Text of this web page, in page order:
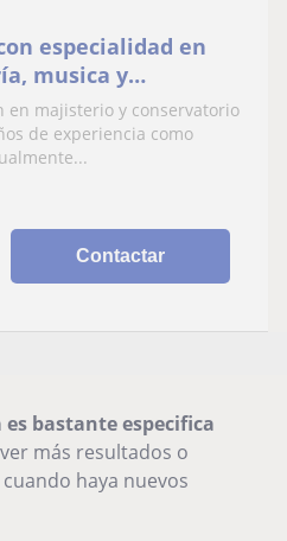
especialidad en
musica y
en majisterio y conservatorio
de experiencia como
Contactar
bastante especifica
más resultados o
haya nuevos